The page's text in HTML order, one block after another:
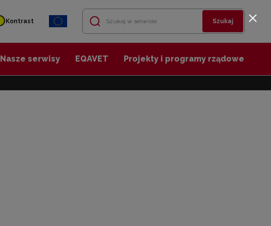
Kontrast Szukaj
Nasze serwisy EQAVET Projekty i programy rządowe